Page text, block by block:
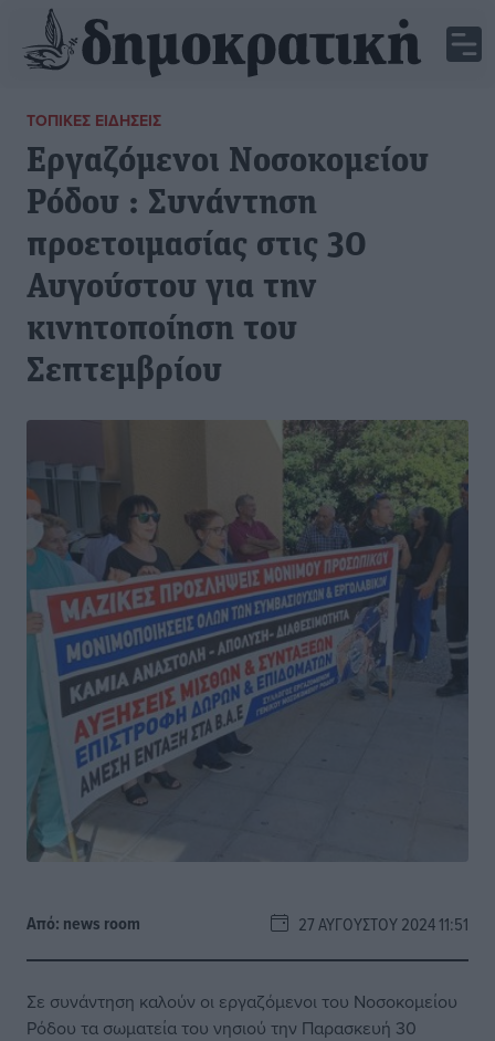
ΤΟΠΙΚΈΣ ΕΙΔΉΣΕΙΣ
Εργαζόμενοι Νοσοκομείου
Ρόδου : Συνάντηση
προετοιμασίας στις 30
Αυγούστου για την
κινητοποίηση του
Σεπτεμβρίου
Από: news room 27 ΑΥΓΟΎΣΤΟΥ 2024 11:51
Σε συνάντηση καλούν οι εργαζόμενοι του Νοσοκομείου
Ρόδου τα σωματεία του νησιού την Παρασκευή 30